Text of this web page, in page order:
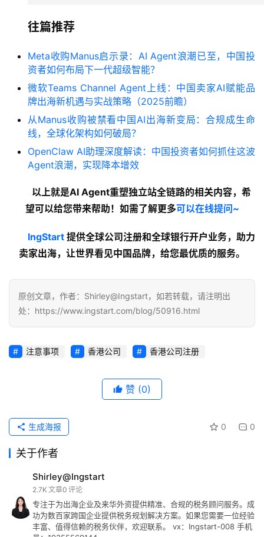
往篇推荐
Meta收购Manus启示录：AI Agent浪潮已至，中国投
资者如何布局下一代超级智能？
微软Teams Channel Agent上线：中国卖家AI赋能品
牌出海新机遇与实战策略（2025前瞻）
从Manus收购被禁看中国AI出海新变局：合规成生命
线，全球化架构如何破局？
OpenClaw AI助理深度解读：中国投资者如何抓住这波
Agent浪潮，实现降本增效
以上就是AI Agent重塑独立站全链路的相关内容，希
望可以给您带来帮助！如需了解更多可以在线提问~
lngStart 提供全球公司注册和全球银行开户业务，助力
卖家出海，让世界看见中国品牌，给您最优质的服务。
原创文章，作者：Shirley@Ingstart，如若转载，请注明出
处：https://www.ingstart.com/blog/50916.html
注意事项 香港公司 香港公司注册
赞 (0)
0 0
生成海报
关于作者
Shirley@Ingstart
2.7K 文章0 评论
专注于为出海企业及来华外资提供精准、合规的税务顾问服务。成
功为数百家跨国企业提供税务规划解决方案。如果您需要一位经验
丰富、值得信赖的税务伙伴，欢迎联系。 vx：Ingstart-008 手机